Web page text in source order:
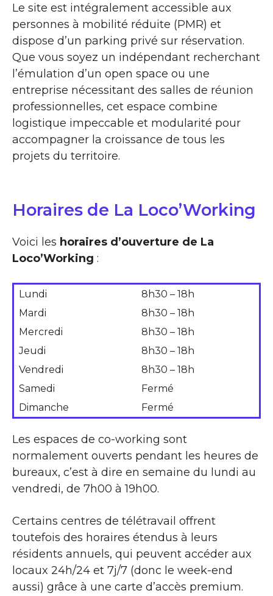
Le site est intégralement accessible aux
personnes à mobilité réduite (PMR) et
dispose d’un parking privé sur réservation.
Que vous soyez un indépendant recherchant
l’émulation d’un open space ou une
entreprise nécessitant des salles de réunion
professionnelles, cet espace combine
logistique impeccable et modularité pour
accompagner la croissance de tous les
projets du territoire.
Horaires de La Loco’Working
Voici les horaires d’ouverture de La
Loco’Working :
Lundi
8h30 – 18h
Mardi
8h30 – 18h
Mercredi
8h30 – 18h
Jeudi
8h30 – 18h
Vendredi
8h30 – 18h
Samedi
Fermé
Dimanche
Fermé
Les espaces de co-working sont
normalement ouverts pendant les heures de
bureaux, c’est à dire en semaine du lundi au
vendredi, de 7h00 à 19h00.
Certains centres de télétravail offrent
toutefois des horaires étendus à leurs
résidents annuels, qui peuvent accéder aux
locaux 24h/24 et 7j/7 (donc le week-end
aussi) grâce à une carte d’accès premium.